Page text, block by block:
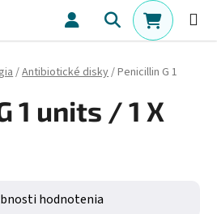
Hľadať
/Antibiotické disky/Penicillin G 1
1 units / 1 X
je 0,0 z 5 hviezdičiek.
hodnotenia